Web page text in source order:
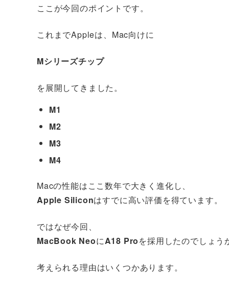
ここが今回のポイントです。
これまでAppleは、Mac向けに
Mシリーズチップ
を展開してきました。
M1
M2
M3
M4
Macの性能はここ数年で大きく進化し、
Apple Siliconはすでに高い評価を得ています。
ではなぜ今回、
MacBook NeoにA18 Proを採用したのでしょう
考えられる理由はいくつかあります。